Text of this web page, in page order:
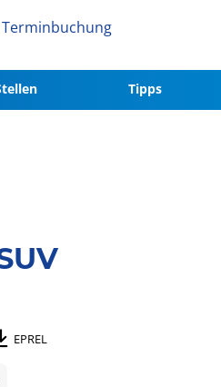
Terminbuchung
Tipps
EPREL